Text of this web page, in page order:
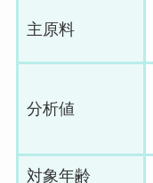
主原料
分析値
対象年齢